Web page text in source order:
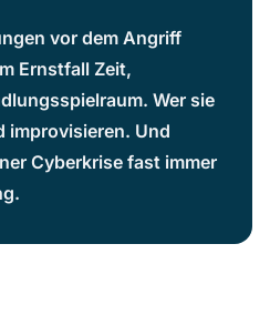
vor dem Angriff
Ernstfall Zeit,
Wer sie
improvisieren. Und
Cyberkrise fast immer